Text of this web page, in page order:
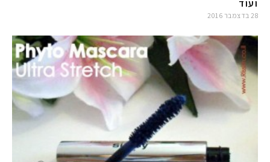
ועוד
28 בדצמבר 2016